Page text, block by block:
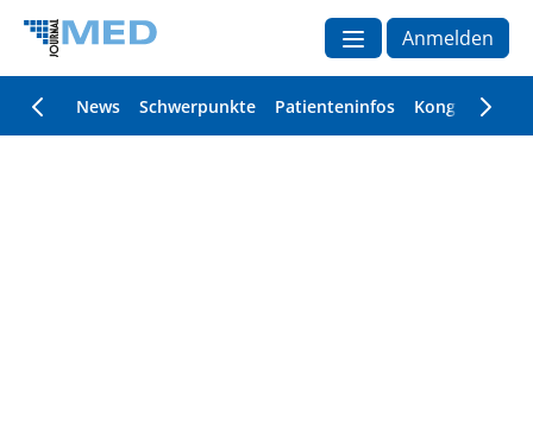
Anmelden
News Schwerpunkte Patienteninfos